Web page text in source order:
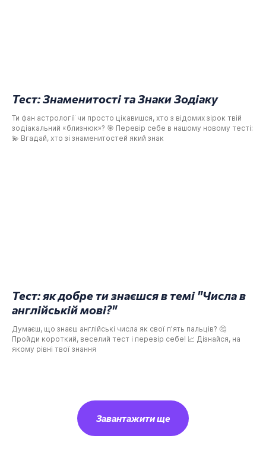
Тест: Знаменитості та Знаки Зодіаку
Ти фан астрології чи просто цікавишся, хто з відомих зірок твій
зодіакальний «близнюк»? 🎯 Перевір себе в нашому новому тесті:
💫 Вгадай, хто зі знаменитостей який знак
Тест: як добре ти знаєшся в темі "Числа в
англійській мові?"
Думаєш, що знаєш англійські числа як свої п'ять пальців? 🤔
Пройди короткий, веселий тест і перевір себе! 📈 Дізнайся, на
якому рівні твої знання
Завантажити ще